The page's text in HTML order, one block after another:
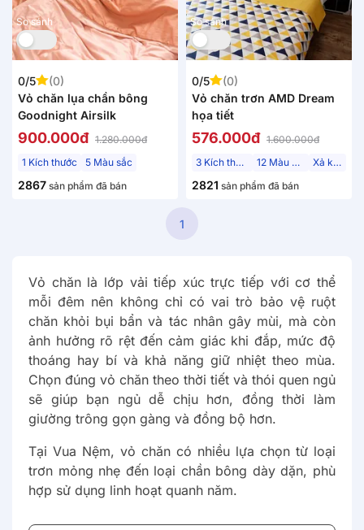
So sánh
0/5
(0)
Vỏ chăn lụa chần bông
Goodnight Airsilk
900.000đ 1.280.000đ
1 Kích thước
5 Màu sắc
2867 sản phẩm đã bán
So sánh
0/5
(0)
Vỏ chăn trơn AMD Dream
họa tiết
576.000đ 1.600.000đ
3 Kích thước
12 Màu sắc Xả kho
2821 sản phẩm đã bán
1
Vỏ chăn là lớp vải tiếp xúc trực tiếp với cơ thể
mỗi đêm nên không chỉ có vai trò bảo vệ ruột
chăn khỏi bụi bẩn và tác nhân gây mùi, mà còn
ảnh hưởng rõ rệt đến cảm giác khi đắp, mức độ
thoáng hay bí và khả năng giữ nhiệt theo mùa.
Chọn đúng vỏ chăn theo thời tiết và thói quen ngủ
sẽ giúp bạn ngủ dễ chịu hơn, đồng thời làm
giường trông gọn gàng và đồng bộ hơn.
Tại Vua Nệm, vỏ chăn có nhiều lựa chọn từ loại
trơn mỏng nhẹ đến loại chần bông dày dặn, phù
hợp sử dụng linh hoạt quanh năm.